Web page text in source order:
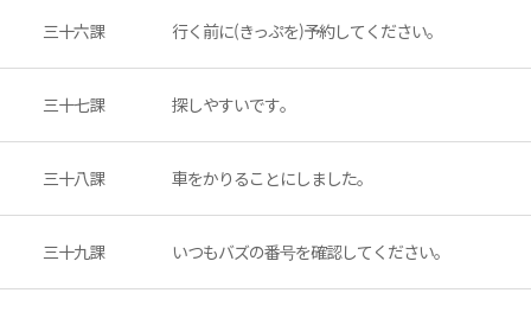
三十六課 行く前に(きっぷを)予約してください。
三十七課 探しやすいです。
三十八課 車をかりることにしました。
三十九課 いつもバズの番号を確認してください。